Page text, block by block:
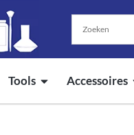
Tools Accessoires